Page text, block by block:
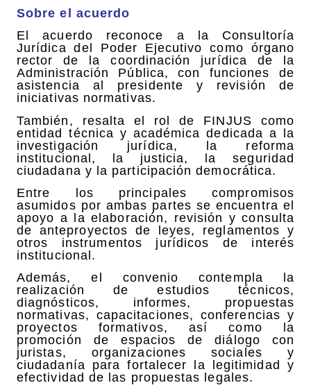
Sobre el acuerdo
El acuerdo reconoce a la Consultoría
Jurídica del Poder Ejecutivo como órgano
rector de la coordinación jurídica de la
Administración Pública, con funciones de
asistencia al presidente y revisión de
iniciativas normativas.
También, resalta el rol de FINJUS como
entidad técnica y académica dedicada a la
investigación jurídica, la reforma
institucional, la justicia, la seguridad
ciudadana y la participación democrática.
Entre los principales compromisos
asumidos por ambas partes se encuentra el
apoyo a la elaboración, revisión y consulta
de anteproyectos de leyes, reglamentos y
otros instrumentos jurídicos de interés
institucional.
Además, el convenio contempla la
realización de estudios técnicos,
diagnósticos, informes, propuestas
normativas, capacitaciones, conferencias y
proyectos formativos, así como la
promoción de espacios de diálogo con
juristas, organizaciones sociales y
ciudadanía para fortalecer la legitimidad y
efectividad de las propuestas legales.